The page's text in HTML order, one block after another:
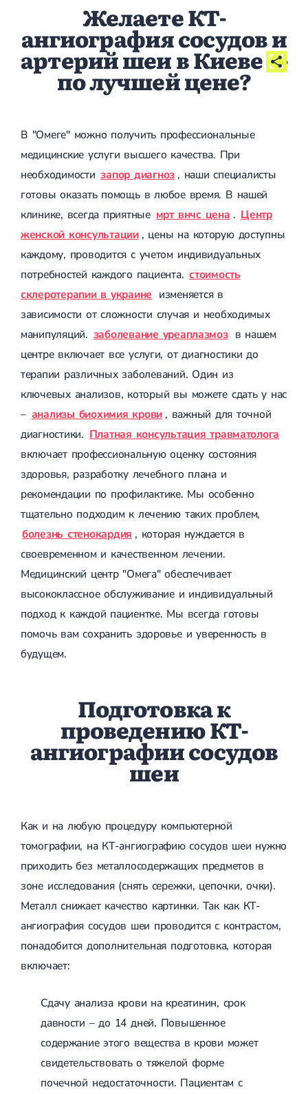
Ортопедия и травматология
Асептический некроз головки бедренной кости
Асептический некроз таранной кости
Блокировка сустава
Бурсит
Эпикондилит
Лечение переломов лодыжек
Лечение переломов ключицы
Лечение переломов плеча
Лечение переломов предплечья
Иммобилизация
Лечение переломов шейки бедра и бедренной кости
Лечение переломов пятки
Полиостеоартроз
Протез синовиальной жидкости
PRP-терапия
Разрыв связок
Разрыв связок плечевого сустава
Разрыв связок локтевого сустава
Разрыв связок коленного сустава
Разрыв связок голеностопа
Сахарный диабет
Сахарный диабет 2 типа
Несахарный диабет
Диффузный токсический зоб (Базедова болезнь)
Узловой зоб
Диффузный зоб
Тиреоидит
Подострый тиреоидит
Хронический тиреоидит
Гипертиреоз
Болезнь Иценко-Кушинга
Гипоталамический синдром
Гирсутизм
Киста щитовидной железы
Надпочечниковая недостаточность (болезнь Аддисона)
Физиотерапия
Ультразвуковая терапия
Ударно-волновая терапия
Магнитотерапия
Лазерная терапия
Реабилитация после перелома
Реабилитация после вывиха
Лечебная физкультура
Дерматология
Массаж
Желаете КТ-
ангиография сосудов и
артерий шеи в Киеве -
по лучшей цене?
В "Омеге" можно получить профессиональные
медицинские услуги высшего качества. При
необходимости запор диагноз , наши специалисты
готовы оказать помощь в любое время. В нашей
клинике, всегда приятные мрт внчс цена . Центр
женской консультации , цены на которую доступны
каждому, проводится с учетом индивидуальных
потребностей каждого пациента. стоимость
склеротерапии в украине изменяется в
зависимости от сложности случая и необходимых
манипуляций. заболевание уреаплазмоз в нашем
центре включает все услуги, от диагностики до
терапии различных заболеваний. Один из
ключевых анализов, который вы можете сдать у нас
– анализы биохимия крови , важный для точной
диагностики. Платная консультация травматолога
включает профессиональную оценку состояния
здоровья, разработку лечебного плана и
рекомендации по профилактике. Мы особенно
тщательно подходим к лечению таких проблем,
болезнь стенокардия , которая нуждается в
своевременном и качественном лечении.
Медицинский центр "Омега" обеспечивает
высококлассное обслуживание и индивидуальный
подход к каждой пациентке. Мы всегда готовы
помочь вам сохранить здоровье и уверенность в
будущем.
Подготовка к
проведению КТ-
ангиографии сосудов
шеи
Как и на любую процедуру компьютерной
томографии, на КТ-ангиографию сосудов шеи нужно
приходить без металлосодержащих предметов в
зоне исследования (снять сережки, цепочки, очки).
Металл снижает качество картинки. Так как КТ-
ангиография сосудов шеи проводится с контрастом,
понадобится дополнительная подготовка, которая
включает:
Сдачу анализа крови на креатинин, срок
давности – до 14 дней. Повышенное
содержание этого вещества в крови может
свидетельствовать о тяжелой форме
почечной недостаточности. Пациентам с